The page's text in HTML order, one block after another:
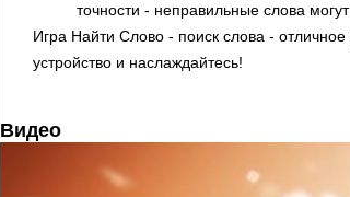
точности - неправильные слова
Игра Найти Слово - поиск слова -
устройство и наслаждайтесь!
Видео